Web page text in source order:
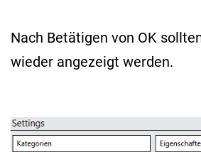
Nach Betätigen von OK
wieder angezeigt werden.